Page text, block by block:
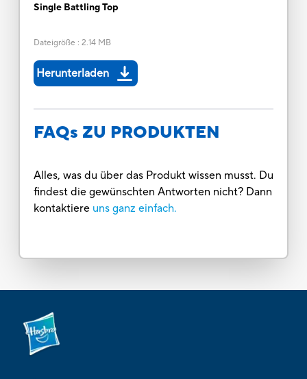
Single Battling Top
Dateigröße : 2.14 MB
Herunterladen
FAQs ZU PRODUKTEN
Alles, was du über das Produkt wissen musst. Du
findest die gewünschten Antworten nicht? Dann
kontaktiere uns ganz einfach.